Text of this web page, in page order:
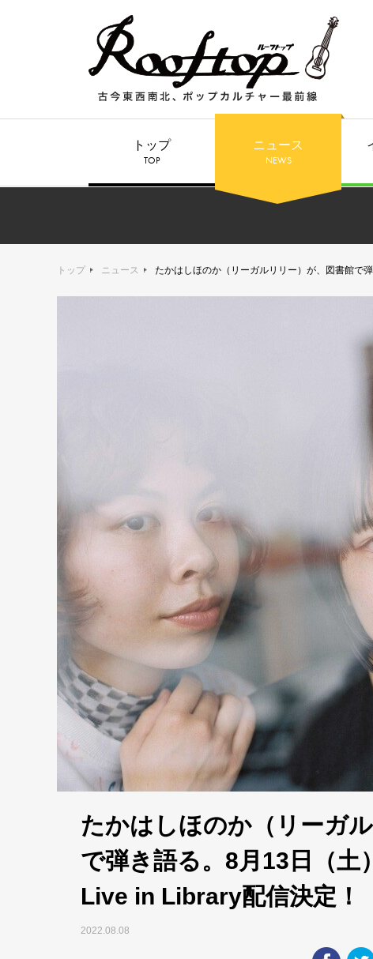
トップ
TOP
ニュース
NEWS
トップ ニュース たかはしほのか（リーガルリリー）が、図書館で
たかはしほのか（リーガ
で弾き語る。8月13日（土
Live in Library配信決定！
2022.08.08